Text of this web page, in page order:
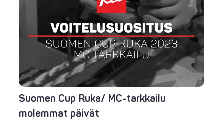
Suomen Cup Ruka/ MC-tarkkailu
molemmat päivät